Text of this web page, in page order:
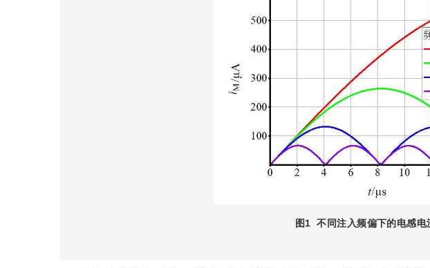
图1 不同注入频偏下的电感电